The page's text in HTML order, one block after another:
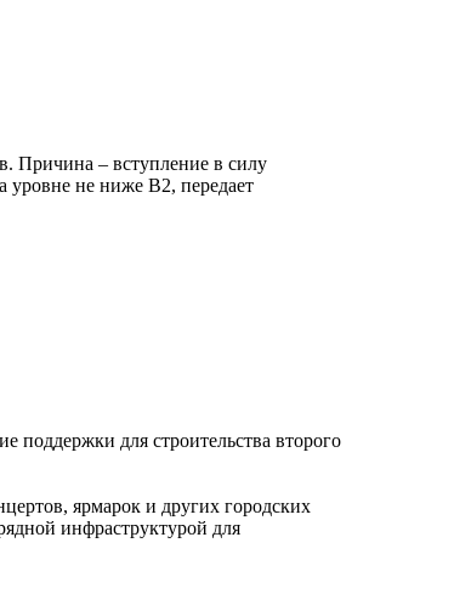
Причина – вступление в силу
не ниже B2, передает
поддержки для строительства второго
ярмарок и других городских
инфраструктурой для